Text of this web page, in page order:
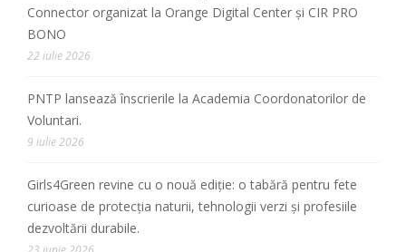
Connector organizat la Orange Digital Center și CIR PRO
BONO
22 iulie 2026
PNTP lansează înscrierile la Academia Coordonatorilor de
Voluntari.
9 iulie 2026
Girls4Green revine cu o nouă ediție: o tabără pentru fete
curioase de protecția naturii, tehnologii verzi și profesiile
dezvoltării durabile.